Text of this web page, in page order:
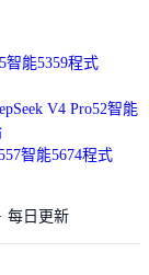
智能5359程式
V4 Pro52智能
57智能5674程式
每日更新